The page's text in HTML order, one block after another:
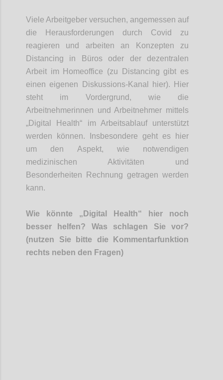
Viele Arbeitgeber versuchen, angemessen auf
die Herausforderungen durch Covid
zu
reagieren und arbeiten an Konzepten zu
Distancing in Büros oder
der dezentralen
Arbeit im Homeoffice (zu
Distancing gibt es
einen eigenen Diskussions-Kanal hier). Hier
steht im Vordergrund, wie die
Arbeitnehmerinnen und Arbeitnehmer mittels
„Digital Health“ im Arbeitsablauf unterstützt
werden können. Insbesondere geht es hier
um den Aspekt, wie notwendigen
medizinischen Aktivitäten und
Besonderheiten Rechnung getragen werden
kann.
Wie könnte „Digital Health“ hier noch
besser helfen? Was schlagen Sie vor?
(nutzen Sie bitte die Kommentarfunktion
rechts neben den Fragen)